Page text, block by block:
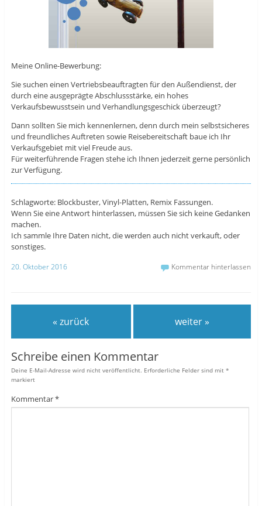
Meine Online-Bewerbung:
Sie suchen einen Vertriebsbeauftragten für den Außendienst, der
durch eine ausgeprägte Abschlussstärke, ein hohes
Verkaufsbewusstsein und Verhandlungsgeschick überzeugt?
Dann sollten Sie mich kennenlernen, denn durch mein selbstsicheres
und freundliches Auftreten sowie Reisebereitschaft baue ich Ihr
Verkaufsgebiet mit viel Freude aus.
Für weiterführende Fragen stehe ich Ihnen jederzeit gerne persönlich
zur Verfügung.
Schlagworte: Blockbuster, Vinyl-Platten, Remix Fassungen.
Wenn Sie eine Antwort hinterlassen, müssen Sie sich keine Gedanken
machen.
Ich sammle Ihre Daten nicht, die werden auch nicht verkauft, oder
sonstiges.
20. Oktober 2016 Kommentar hinterlassen
« zurück weiter »
Schreibe einen Kommentar
Deine E-Mail-Adresse wird nicht veröffentlicht. Erforderliche Felder sind mit *
markiert
Kommentar*